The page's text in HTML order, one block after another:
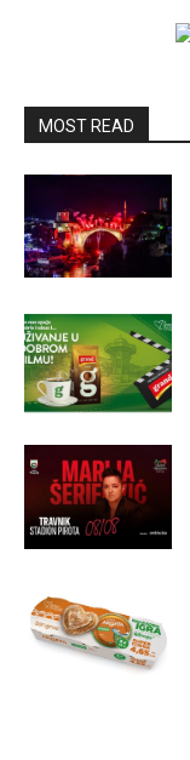
MOST READ